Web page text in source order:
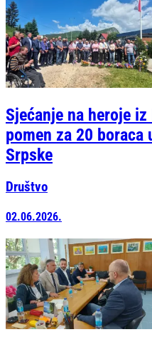
Sjećanje na heroje
pomen za 20
Srpske
Društvo
02.06.2026.